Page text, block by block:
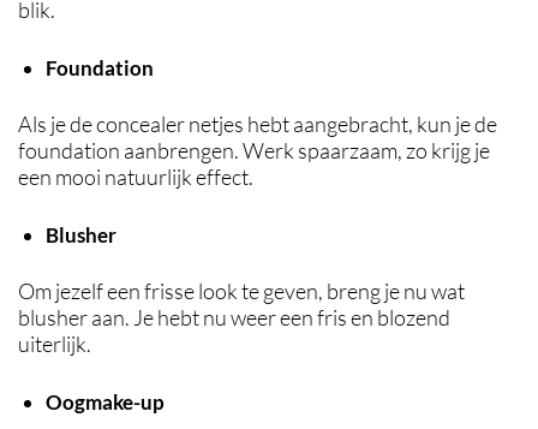
blik.
Foundation
Als je de concealer netjes hebt aangebracht, kun je de
foundation aanbrengen. Werk spaarzaam, zo krijg je
een mooi natuurlijk effect.
Blusher
Om jezelf een frisse look te geven, breng je nu wat
blusher aan. Je hebt nu weer een fris en blozend
uiterlijk.
Oogmake-up